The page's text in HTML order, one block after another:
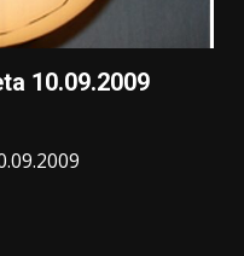
10.09.2009